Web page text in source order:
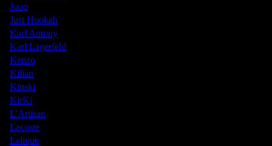
Joop
Just Hookah
Karl Antony
Karl Lagerfeld
Kenzo
Kilian
Kinski
KirKi
L'Artisan
Lacoste
Lalique